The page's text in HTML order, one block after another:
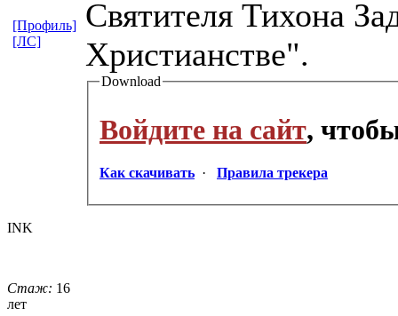
Святителя Тихона
Христианстве".
Download
Войдите на сайт,
Как скачивать · Правила трекера
[Профиль]
[ЛС]
INK
Стаж: 16
лет